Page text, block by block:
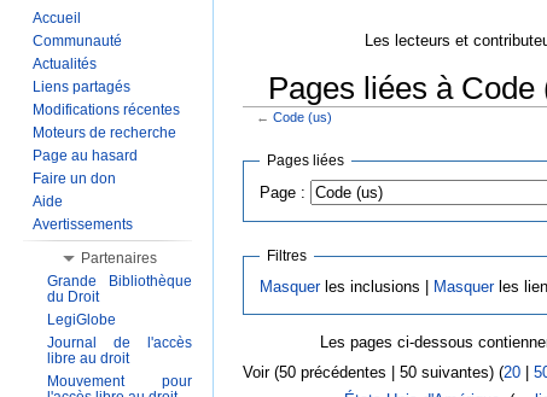
Les lecteurs et
Pages liées à Code
← Code (us)
Pages liées
Page :
Filtres
Masquerles inclusions | Masquerles
Les pages ci-dessous
Voir (50 précédentes | 50 suivantes) (20
Accueil
Communauté
Actualités
Liens partagés
Modifications récentes
Moteurs de recherche
Page au hasard
Faire un don
Aide
Avertissements
Partenaires
Grande Bibliothèque
du Droit
LegiGlobe
Journal de l'accès
libre au droit
Mouvement pour